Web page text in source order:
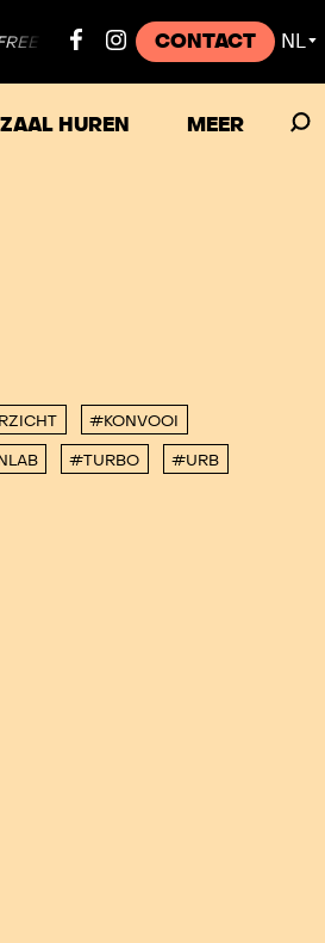
PALESTINE ● 🍉 STOP GENOCIDE 🍉
CONTACT NL ▼
ZAAL HUREN MEER
#KONVOOI
#TURBO #URB